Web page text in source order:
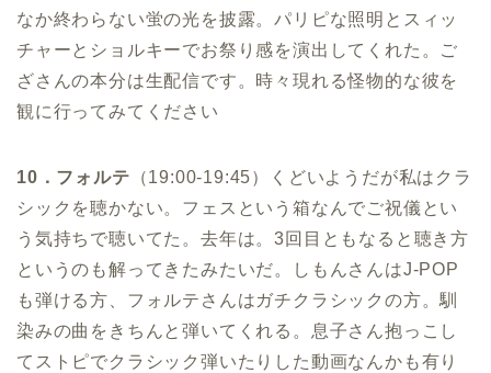
なか終わらない蛍の光を披露。パリピな照明とスィッ
チャーとショルキーでお祭り感を演出してくれた。ご
ざさんの本分は生配信です。時々現れる怪物的な彼を
観に行ってみてください
10．フォルテ （19:00-19:45）くどいようだが私はクラ
シックを聴かない。フェスという箱なんでご祝儀とい
う気持ちで聴いてた。去年は。3回目ともなると聴き方
というのも解ってきたみたいだ。しもんさんはJ-POP
も弾ける方、フォルテさんはガチクラシックの方。馴
染みの曲をきちんと弾いてくれる。息子さん抱っこし
てストピでクラシック弾いたりした動画なんかも有り